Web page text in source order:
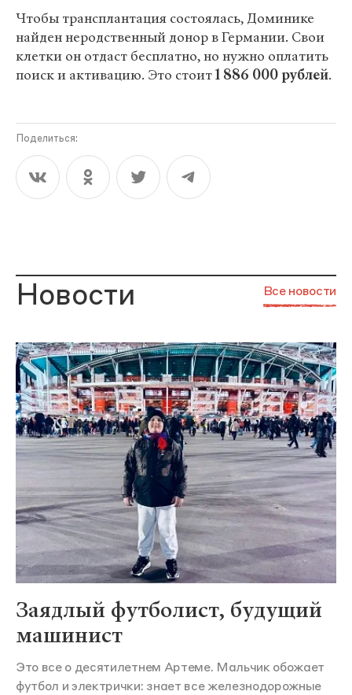
Чтобы трансплантация состоялась, Доминике
найден неродственный донор в Германии. Свои
клетки он отдаст бесплатно, но нужно оплатить
поиск и активацию. Это стоит1 886 000 рублей.
Поделиться:
Новости Все новости
Заядлый футболист, будущий
машинист
Это все о десятилетнем Артеме. Мальчик обожает
футбол и электрички: знает все железнодорожные